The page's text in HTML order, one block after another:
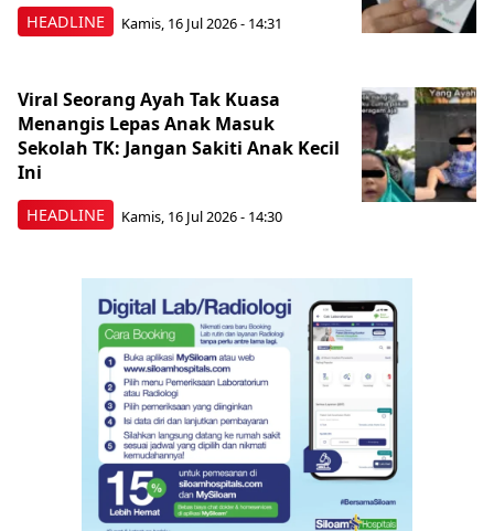
HEADLINE Kamis, 16 Jul 2026 - 14:31
HEADLINE
Viral Seorang Ayah Tak Kuasa
Menangis Lepas Anak Masuk
Sekolah TK: Jangan Sakiti Anak Kecil
Ini
Kamis, 16 Jul 2026 - 14:30